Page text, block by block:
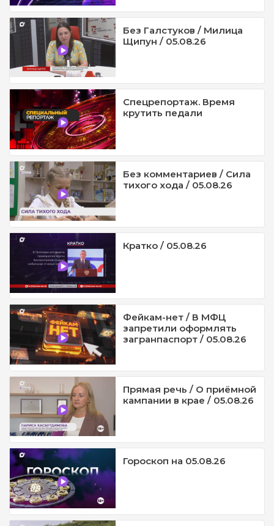
Без Галстуков / Милица
Щипун / 05.08.26
Спецрепортаж. Время
крутить педали
Без комментариев / Сила
тихого хода / 05.08.26
Кратко / 05.08.26
Фейкам-нет / В МФЦ
запретили оформлять
загранпаспорт / 05.08.26
Прямая речь / О приёмной
кампании в крае / 05.08.26
Гороскоп на 05.08.26